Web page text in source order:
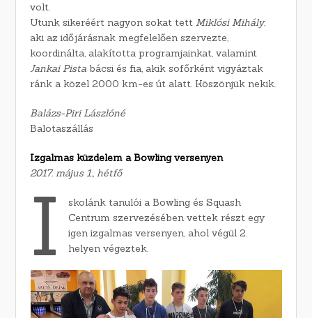
volt.
Utunk sikeréért nagyon sokat tettMiklósi Mihály,
aki az időjárásnak megfelelően szervezte,
koordinálta, alakította programjainkat, valamint
Jankai Pista bácsi és fia, akik sofőrként vigyáztak
ránk a közel 2000 km-es út alatt. Köszönjük nekik.
Balázs-Piri Lászlóné
Balotaszállás
Izgalmas küzdelem a Bowling versenyen
2017. május 1., hétfő
I
skolánk tanulói a Bowling és Squash
Centrum szervezésében vettek részt egy
igen izgalmas versenyen, ahol végül 2.
helyen végeztek.